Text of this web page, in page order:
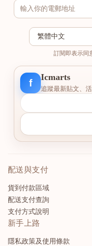
訂閱即表示同
f
Icmarts
追蹤最新貼文、
配送與支付
貨到付款區域
配送支付查詢
支付方式說明
新手上路
隱私政策及使用條款